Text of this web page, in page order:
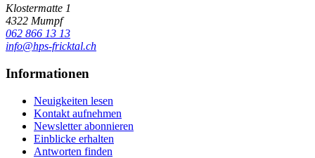
Klostermatte 1
4322 Mumpf
062 866 13 13
info@hps-fricktal.ch
Informationen
Neuigkeiten lesen
Kontakt aufnehmen
Newsletter abonnieren
Einblicke erhalten
Antworten finden